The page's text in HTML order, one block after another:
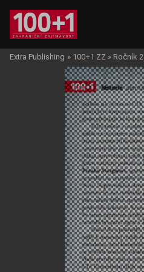
Extra Publishing » 100+1 ZZ » Ročník